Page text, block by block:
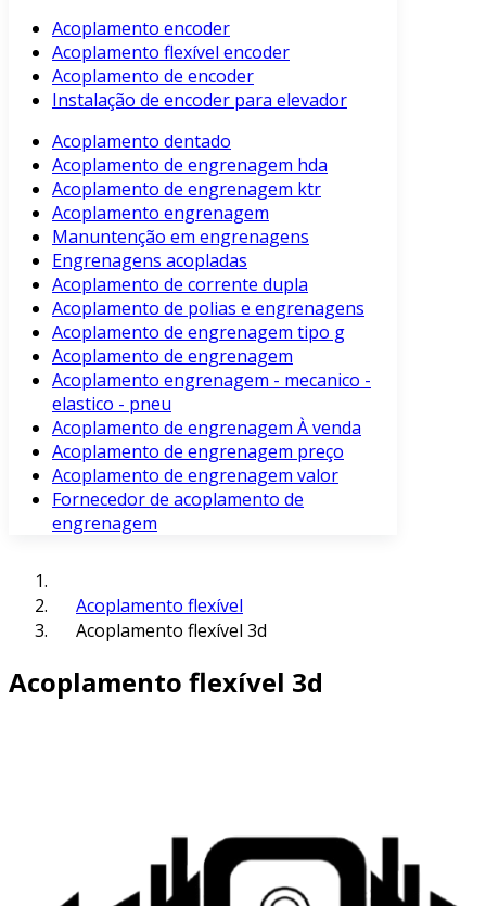
Acoplamento encoder
Acoplamento flexível encoder
Acoplamento de encoder
Instalação de encoder para elevador
Acoplamento dentado
Acoplamento de engrenagem hda
Acoplamento de engrenagem ktr
Acoplamento engrenagem
Manuntenção em engrenagens
Engrenagens acopladas
Acoplamento de corrente dupla
Acoplamento de polias e engrenagens
Acoplamento de engrenagem tipo g
Acoplamento de engrenagem
Acoplamento engrenagem - mecanico -
elastico - pneu
Acoplamento de engrenagem À venda
Acoplamento de engrenagem preço
Acoplamento de engrenagem valor
Fornecedor de acoplamento de
engrenagem
Acoplamento flexível
Acoplamento flexível 3d
Acoplamento flexível 3d